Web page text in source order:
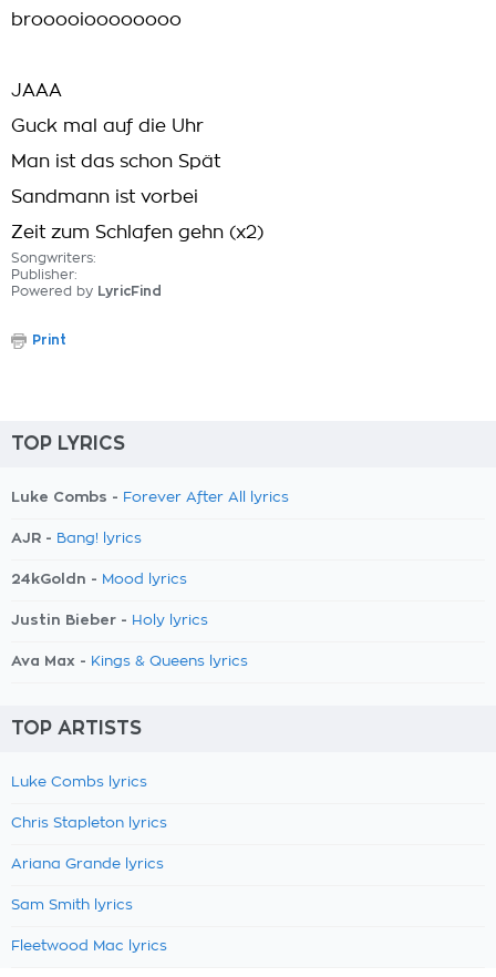
brooooioooooooo
JAAA
Guck mal auf die Uhr
Man ist das schon Spät
Sandmann ist vorbei
Zeit zum Schlafen gehn (x2)
Songwriters:
Publisher:
Powered by LyricFind
Print
TOP LYRICS
Luke Combs - Forever After All lyrics
AJR - Bang! lyrics
24kGoldn - Mood lyrics
Justin Bieber - Holy lyrics
Ava Max - Kings & Queens lyrics
TOP ARTISTS
Luke Combs lyrics
Chris Stapleton lyrics
Ariana Grande lyrics
Sam Smith lyrics
Fleetwood Mac lyrics